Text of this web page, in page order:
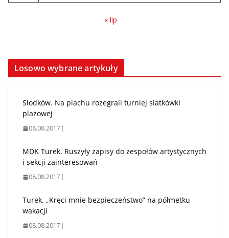
« lip
Losowo wybrane artykuły
Słodków. Na piachu rozegrali turniej siatkówki
plażowej
08.08.2017
MDK Turek. Ruszyły zapisy do zespołów artystycznych
i sekcji zainteresowań
08.08.2017
Turek. „Kręci mnie bezpieczeństwo” na półmetku
wakacji
08.08.2017